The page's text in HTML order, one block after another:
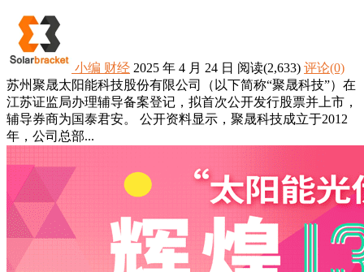
小编 财经 2025 年 4 月 24 日 阅读(2,633) 评论(0)
苏州聚晟太阳能科技股份有限公司（以下简称“聚晟科技”）在
江苏证监局办理辅导备案登记，拟首次公开发行股票并上市，
辅导券商为国泰君安。 公开资料显示，聚晟科技成立于2012
年，公司总部...